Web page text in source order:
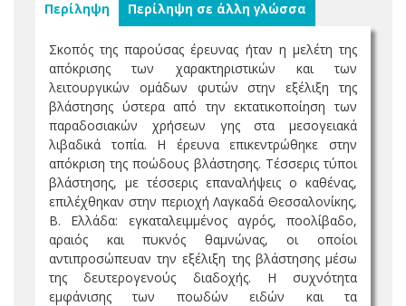
Περίληψη Περίληψη σε άλλη γλώσσα
Σκοπός της παρούσας έρευνας ήταν η μελέτη της
απόκρισης των χαρακτηριστικών και των
λειτουργικών ομάδων φυτών στην εξέλιξη της
βλάστησης ύστερα από την εκτατικοποίηση των
παραδοσιακών χρήσεων γης στα μεσογειακά
λιβαδικά τοπία. Η έρευνα επικεντρώθηκε στην
απόκριση της ποώδους βλάστησης. Τέσσερις τύποι
βλάστησης, με τέσσερις επαναλήψεις ο καθένας,
επιλέχθηκαν στην περιοχή Λαγκαδά Θεσσαλονίκης,
Β. Ελλάδα: εγκαταλειμμένος αγρός, ποολίβαδο,
αραιός και πυκνός θαμνώνας, οι οποίοι
αντιπροσώπευαν την εξέλιξη της βλάστησης μέσω
της δευτερογενούς διαδοχής. Η συχνότητα
εμφάνισης των ποωδών ειδών και τα